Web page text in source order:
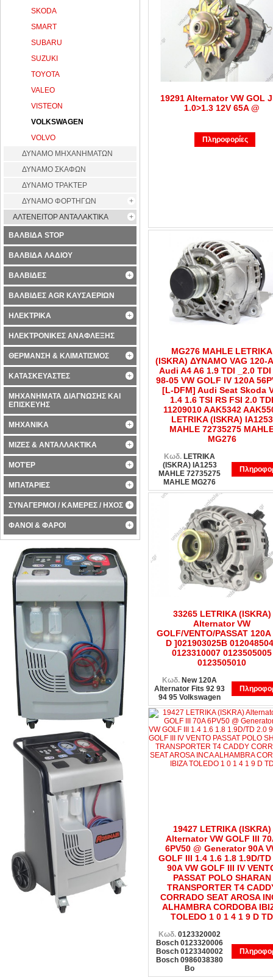
19291 Alternator VW GOL
1.0>1.3 12V 65A @
Πληροφορίες
MG276 MAHLE LETRIKA
(ISKRA) ΔΥΝΑΜΟ VAG 120-A
Audi A4 A6 1.9 TDI _2.0
98-05 VW GOLF IV 120A
[L-DFM] Audi Seat Skoda
1.4 1.6 TSI RS FSI 2.0 TDI
11209010 AAK5342
LETRIKA (ISKRA) IA1253
MAHLE 72735275
MG276
Κωδ. LETRIKA
(ISKRA) IA1253
MAHLE 72735275
MAHLE MG276
33265 LETRIKA (ISKRA)
Alternator VW
GOLF/VENTO/PASSAT 120A
D ]021903025B
0123310007 0123505005
0123505010
Κωδ. New 120A
Alternator Fits 92 93
94 95 Volkswagen
19427 LETRIKA (ISKRA)
Alternator VW GOLF III
6PV50 @ Generator 90A
GOLF III 1.4 1.6 1.8 1.9D/TD
90A VW GOLF III IV
PASSAT POLO SHARAN
TRANSPORTER T4
CORRADO SEAT AROSA
ALHAMBRA CORDOBA
TOLEDO 1 0 1 4 1 9 D TD
Κωδ. 0123320002
Bosch 0123320006
Bosch 0123340002
Bosch 0986038380
Bo
SKODA
SMART
SUBARU
SUZUKI
TOYOTA
VALEO
VISTEON
VOLKSWAGEN
VOLVO
ΔΥΝΑΜΟ ΜΗΧΑΝΗΜΑΤΩΝ
ΔΥΝΑΜΟ ΣΚΑΦΩΝ
ΔΥΝΑΜΟ ΤΡΑΚΤΕΡ
ΔΥΝΑΜΟ ΦΟΡΤΗΓΩΝ
ΑΛΤΕΝΕΙΤΟΡ ΑΝΤΑΛΑΚΤΙΚΑ
ΒΑΛΒΙΔΑ STOP
ΒΑΛΒΙΔΑ ΛΑΔΙΟΥ
ΒΑΛΒΙΔΕΣ
ΒΑΛΒΙΔΕΣ AGR ΚΑΥΣΑΕΡΙΩΝ
ΗΛΕΚΤΡΙΚΑ
ΗΛΕΚΤΡΟΝΙΚΕΣ ΑΝΑΦΛΕΞΗΣ
ΘΕΡΜΑΝΣΗ & ΚΛΙΜΑΤΙΣΜΟΣ
ΚΑΤΑΣΚΕΥΑΣΤΕΣ
ΜΗΧΑΝΗΜΑΤΑ ΔΙΑΓΝΩΣΗΣ ΚΑΙ
ΕΠΙΣΚΕΥΗΣ
ΜΗΧΑΝΙΚΑ
ΜΙΖΕΣ & ΑΝΤΑΛΛΑΚΤΙΚΑ
ΜΟΤΈΡ
ΜΠΑΤΑΡΙΕΣ
ΣΥΝΑΓΕΡΜΟΙ / ΚΑΜΕΡΕΣ / ΗΧΟΣ
ΦΑΝΟΙ & ΦΑΡΟΙ